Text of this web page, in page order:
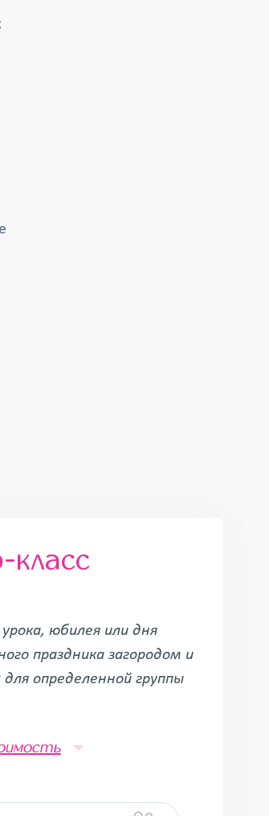
класс
юбилея или дня
праздника загородом и
определенной группы